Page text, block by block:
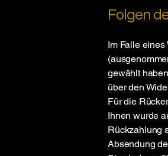
Folgen
Im Falle
gewählt
über den
Für die
Ihnen wurde
Rückzahlung
Absendung